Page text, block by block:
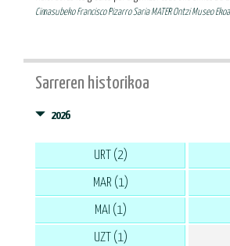
Cimasubeko Francisco Pizarro Saria MATER Ontzi Museo
Sarreren historikoa
2026
URT (2)
MAR (1)
MAI (1)
UZT (1)